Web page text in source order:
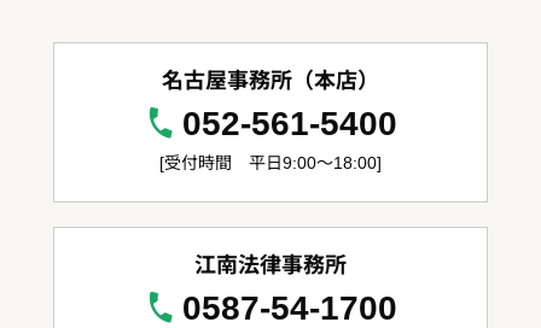
名古屋事務所（本店）
052-561-5400
[受付時間 平日9:00～18:00]
江南法律事務所
0587-54-1700